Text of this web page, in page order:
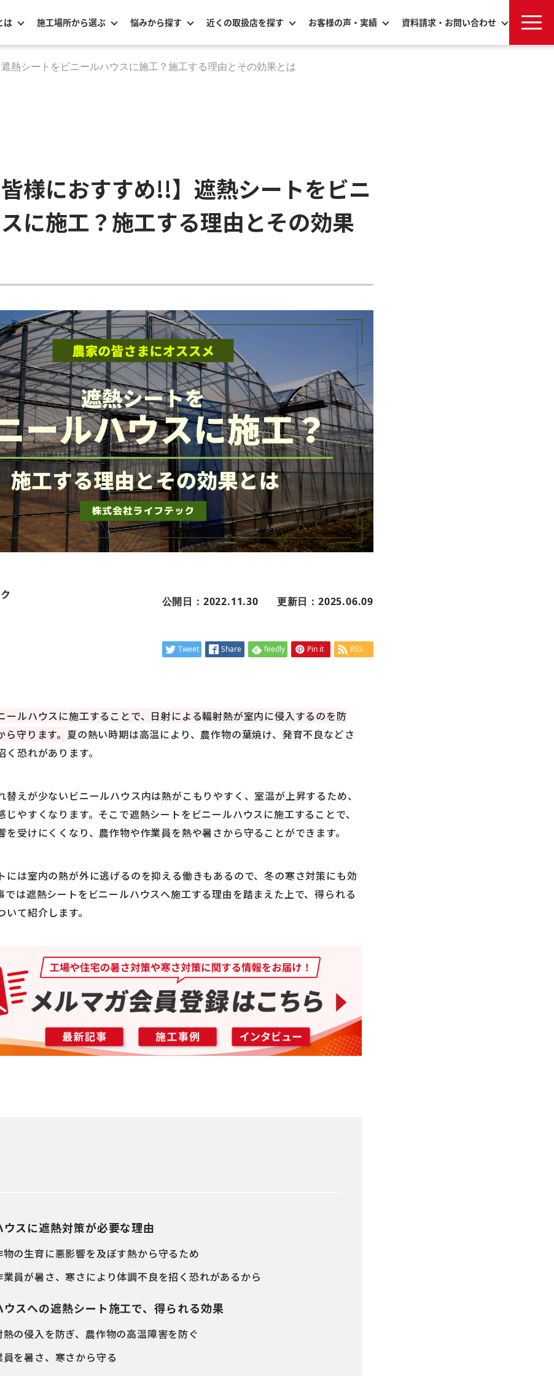
は 施工場所から選ぶ 悩みから探す 近くの取扱店を探す お客様の声・実績 資料請求・お問い合わせ
遮熱シートをビニールハウスに施工？施工する理由とその効果とは
皆様におすすめ!!】遮熱シートをビニ
に施工？施工する理由とその効果
公開日：2022.11.30 更新日：2025.06.09
Tweet Share feedly Pin it RSS
ールハウスに施工することで、日射による輻射熱が室内に侵入するのを防
守ります。 夏の熱い時期は高温により、農作物の葉焼け、発育不良などさ
く恐れがあります。
替えが少ないビニールハウス内は熱がこもりやすく、室温が上昇するため、
じやすくなります。そこで遮熱シートをビニールハウスに施工することで、
を受けにくくなり、農作物や作業員を熱や暑さから守ることができます。
には室内の熱が外に逃げるのを抑える働きもあるので、冬の寒さ対策にも効
では遮熱シートをビニールハウスへ施工する理由を踏まえた上で、得られる
て紹介します。
ウスに遮熱対策が必要な理由
物の生育に悪影響を及ぼす熱から守るため
業員が暑さ、寒さにより体調不良を招く恐れがあるから
ウスへの遮熱シート施工で、得られる効果
熱の侵入を防ぎ、農作物の高温障害を防ぐ
員を暑さ、寒さから守る